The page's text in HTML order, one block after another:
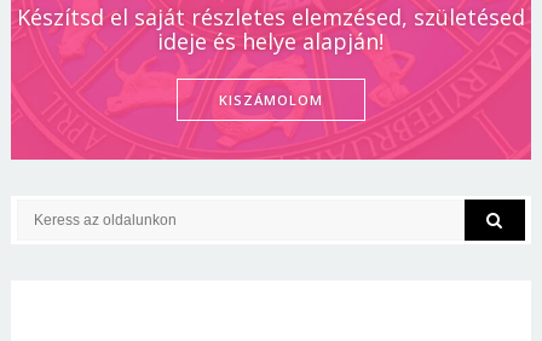
Készítsd el saját részletes elemzésed, születésed
ideje és helye alapján!
KISZÁMOLOM